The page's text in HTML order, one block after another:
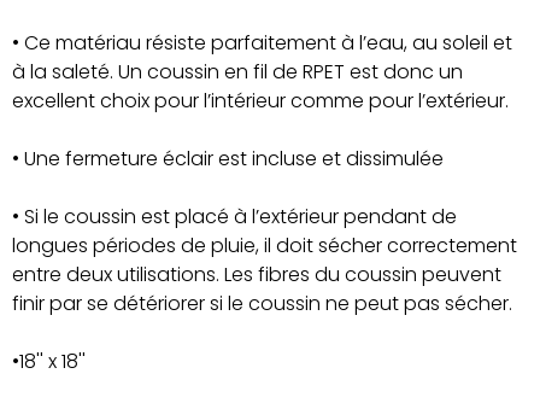
• Ce matériau résiste parfaitement à l’eau, au soleil et
à la saleté. Un coussin en fil de RPET est donc un
excellent choix pour l’intérieur comme pour l’extérieur.
• Une fermeture éclair est incluse et dissimulée
• Si le coussin est placé à l’extérieur pendant de
longues périodes de pluie, il doit sécher correctement
entre deux utilisations. Les fibres du coussin peuvent
finir par se détériorer si le coussin ne peut pas sécher.
•18'' x 18''